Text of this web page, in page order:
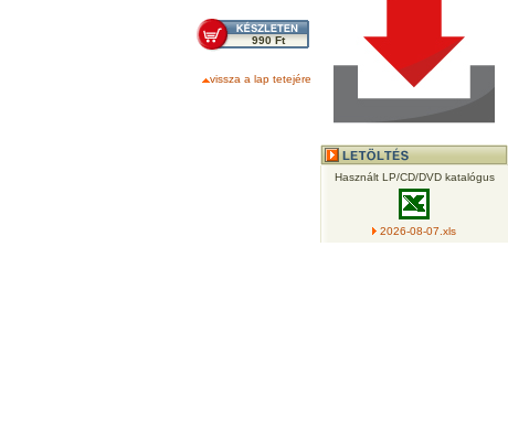
990 Ft
vissza a lap tetejére
Használt LP/CD/DVD katalógus
2026-08-07.xls